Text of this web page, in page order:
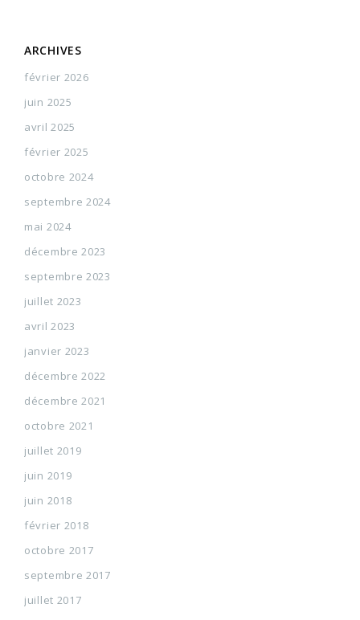
ARCHIVES
février 2026
juin 2025
avril 2025
février 2025
octobre 2024
septembre 2024
mai 2024
décembre 2023
septembre 2023
juillet 2023
avril 2023
janvier 2023
décembre 2022
décembre 2021
octobre 2021
juillet 2019
juin 2019
juin 2018
février 2018
octobre 2017
septembre 2017
juillet 2017